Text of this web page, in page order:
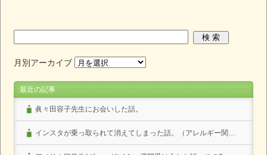
月別アーカイブ
最近の記事
眞々田容子先生にお会いした話。
インスタが乗っ取られて消えてしまった話。（アレルギー関係なし）